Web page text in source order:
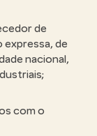
de
de
nacional,
com o